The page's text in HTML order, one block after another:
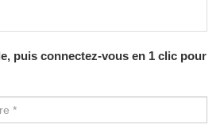
puis connectez-vous en 1 clic pour